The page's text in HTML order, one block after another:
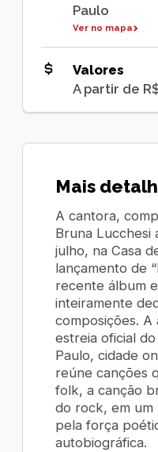
Paulo
Ver no mapa
Valores
A partir de
Mais
A cantora,
Bruna Lucchesi
julho, na Casa
lançamento de
recente álbum
inteiramente
composições. A
estreia oficial
Paulo, cidade
reúne canções
folk, a canção
do rock, em
pela força
autobiográfica.